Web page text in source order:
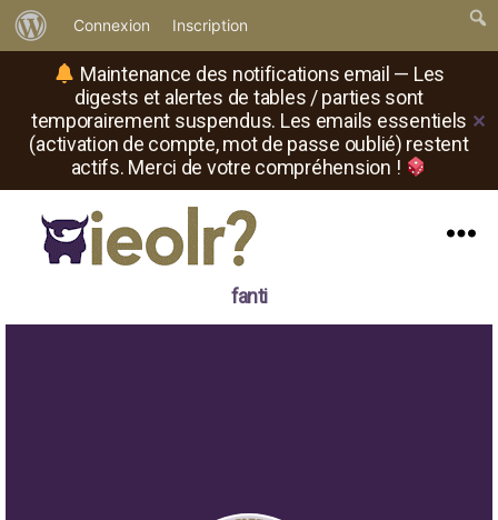
Maintenance des notifications email — Les
digests et alertes de tables / parties sont
temporairement suspendus. Les emails essentiels
(activation de compte, mot de passe oublié) restent
actifs. Merci de votre compréhension !
✕
propos
de
WordPress
Connexion Inscription
où
fanti